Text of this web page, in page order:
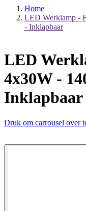
Home
LED Werklamp -
- Inklapbaar
LED
4x30W -
Inklapbaar
Druk om carrousel over